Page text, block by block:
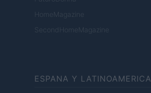
HomeMagazine
SecondHomeMagazine
ESPANA Y LATINOAMERICA